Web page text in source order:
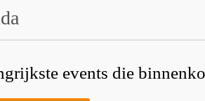
events die